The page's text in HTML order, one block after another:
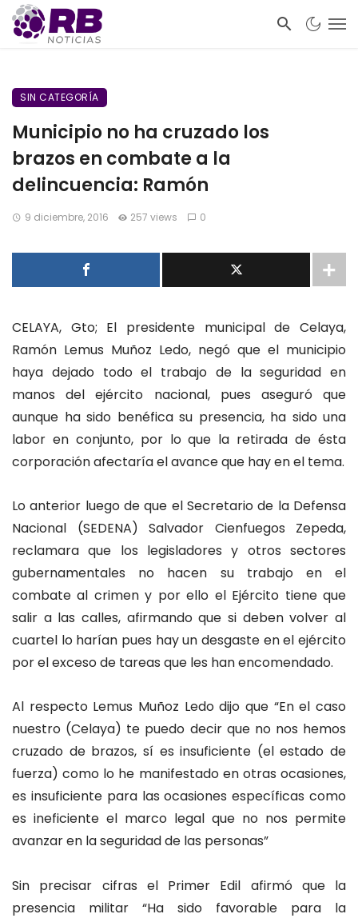
SIN CATEGORÍA
Municipio no ha cruzado los
brazos en combate a la
delincuencia: Ramón
9 diciembre, 2016 257 views 0
CELAYA, Gto; El presidente municipal de Celaya,
Ramón Lemus Muñoz Ledo, negó que el municipio
haya dejado todo el trabajo de la seguridad en
manos del ejército nacional, pues aseguró que
aunque ha sido benéfica su presencia, ha sido una
labor en conjunto, por lo que la retirada de ésta
corporación afectaría el avance que hay en el tema.
Lo anterior luego de que el Secretario de la Defensa
Nacional (SEDENA) Salvador Cienfuegos Zepeda,
reclamara que los legisladores y otros sectores
gubernamentales no hacen su trabajo en el
combate al crimen y por ello el Ejército tiene que
salir a las calles, afirmando que si deben volver al
cuartel lo harían pues hay un desgaste en el ejército
por el exceso de tareas que les han encomendado.
Al respecto Lemus Muñoz Ledo dijo que “En el caso
nuestro (Celaya) te puedo decir que no nos hemos
cruzado de brazos, sí es insuficiente (el estado de
fuerza) como lo he manifestado en otras ocasiones,
es insuficiente para las ocasiones específicas como
es ineficiente el marco legal que no nos permite
avanzar en la seguridad de las personas”
Sin precisar cifras el Primer Edil afirmó que la
presencia militar “Ha sido favorable para la